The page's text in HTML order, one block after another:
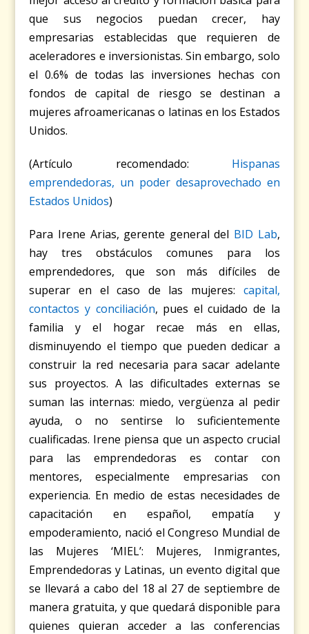
que sus negocios puedan crecer, hay
empresarias establecidas que requieren de
aceleradores e inversionistas. Sin embargo, solo
el 0.6% de todas las inversiones hechas con
fondos de capital de riesgo se destinan a
mujeres afroamericanas o latinas en los Estados
Unidos.
(Artículo recomendado: Hispanas
emprendedoras, un poder desaprovechado en
Estados Unidos)
Para Irene Arias, gerente general del BID Lab,
hay tres obstáculos comunes para los
emprendedores, que son más difíciles de
superar en el caso de las mujeres: capital,
contactos y conciliación, pues el cuidado de la
familia y el hogar recae más en ellas,
disminuyendo el tiempo que pueden dedicar a
construir la red necesaria para sacar adelante
sus proyectos. A las dificultades externas se
suman las internas: miedo, vergüenza al pedir
ayuda, o no sentirse lo suficientemente
cualificadas. Irene piensa que un aspecto crucial
para las emprendedoras es contar con
mentores, especialmente empresarias con
experiencia. En medio de estas necesidades de
capacitación en español, empatía y
empoderamiento, nació el Congreso Mundial de
las Mujeres ‘MIEL’: Mujeres, Inmigrantes,
Emprendedoras y Latinas, un evento digital que
se llevará a cabo del 18 al 27 de septiembre de
manera gratuita, y que quedará disponible para
quienes quieran acceder a las conferencias